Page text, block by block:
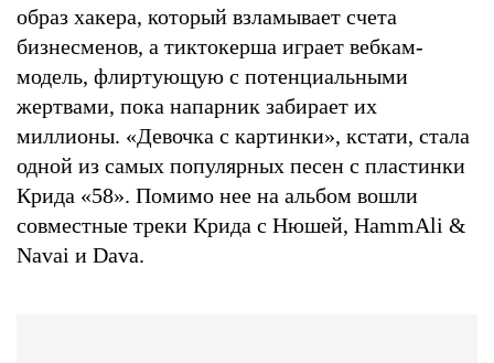
образ хакера, который взламывает счета
бизнесменов, а тиктокерша играет вебкам-
модель, флиртующую с потенциальными
жертвами, пока напарник забирает их
миллионы. «Девочка с картинки», кстати, стала
одной из самых популярных песен с пластинки
Крида «58». Помимо нее на альбом вошли
совместные треки Крида с Нюшей, HammAli &
Navai и Dava.